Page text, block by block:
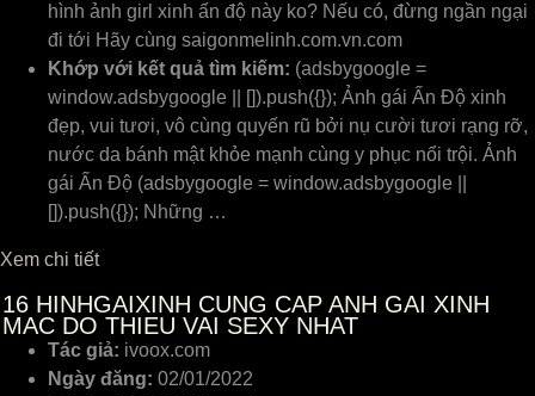
hình ảnh girl xinh ấn độ này ko? Nếu có, đừng ngần ngại
đi tới Hãy cùng saigonmelinh.com.vn.com
Khớp với kết quả tìm kiếm: (adsbygoogle =
window.adsbygoogle || []).push({}); Ảnh gái Ấn Độ xinh
đẹp, vui tươi, vô cùng quyến rũ bởi nụ cười tươi rạng rỡ,
nước da bánh mật khỏe mạnh cùng y phục nổi trội. Ảnh
gái Ấn Độ (adsbygoogle = window.adsbygoogle ||
[]).push({}); Những …
Xem chi tiết
16 HINHGAIXINH CUNG CAP ANH GAI XINH
MAC DO THIEU VAI SEXY NHAT
Tác giả: ivoox.com
Ngày đăng: 02/01/2022